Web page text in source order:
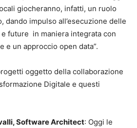
giocheranno, infatti, un ruolo
dando impulso all’esecuzione delle
future in maniera integrata con
e un approccio open data”.
oggetto della collaborazione
Digitale e questi
Software Architect: Oggi le